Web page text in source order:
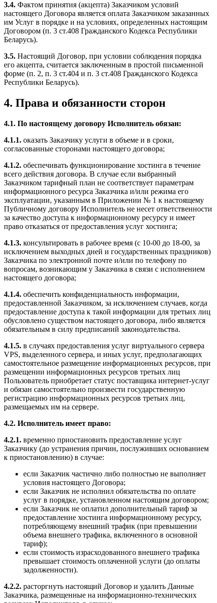
3.4. Фактом принятия (акцепта) Заказчиком условий
настоящего Договора является оплата Заказчиком заказанных
им Услуг в порядке и на условиях, определенных настоящим
Договором (п. 3 ст.408 Гражданского Кодекса Республики
Беларусь).
3.5. Настоящий Договор, при условии соблюдения порядка
его акцепта, считается заключенным в простой письменной
форме (п. 2, п. 3 ст.404 и п. 3 ст.408 Гражданского Кодекса
Республики Беларусь).
4. Права и обязанности сторон
4.1. По настоящему договору Исполнитель обязан:
4.1.1. оказать Заказчику услуги в объеме и в сроки,
согласованные сторонами настоящего договора;
4.1.2. обеспечивать функционирование хостинга в течение
всего действия договора. В случае если выбранный
Заказчиком тарифный план не соответствует параметрам
информационного ресурса Заказчика и/или режима его
эксплуатации, указанным в Приложении № 1 к настоящему
Публичному договору Исполнитель не несет ответственности
за качество доступа к информационному ресурсу и имеет
право отказаться от предоставления услуг хостинга;
4.1.3. консультировать в рабочее время (с 10-00 до 18-00, за
исключением выходных дней и государственных праздников)
Заказчика по электронной почте и/или по телефону по
вопросам, возникающим у Заказчика в связи с исполнением
настоящего договора;
4.1.4. обеспечить конфиденциальность информации,
предоставленной Заказчиком, за исключением случаев, когда
предоставление доступа к такой информации для третьих лиц
обусловлено существом настоящего договора, либо является
обязательным в силу предписаний законодательства.
4.1.5. в случаях предоставления услуг виртуального сервера
VPS, выделенного сервера, и иных услуг, предполагающих
самостоятельное размещение информационных ресурсов, при
размещении информационных ресурсов третьих лиц
Пользователь приобретает статус поставщика интернет-услуг
и обязан самостоятельно произвести государственную
регистрацию информационных ресурсов третьих лиц,
размещаемых им на сервере.
4.2. Исполнитель имеет право:
4.2.1. временно приостановить предоставление услуг
Заказчику (до устранения причин, послуживших основанием
к приостановлению) в случае:
если Заказчик частично либо полностью не выполняет
условия настоящего Договора;
если Заказчик не исполнил обязательства по оплате
услуг в порядке, установленном настоящим договором;
если Заказчик не оплатил дополнительный тариф за
предоставление хостинга информационному ресурсу,
потребляющему внешний трафик (при превышении
объема внешнего трафика, включенного в основной
тариф);
если стоимость израсходованного внешнего трафика
превышает стоимость оплаченной услуги (до оплаты
задолженности).
4.2.2. расторгнуть настоящий Договор и удалить Данные
Заказчика, размещенные на информационно-технических